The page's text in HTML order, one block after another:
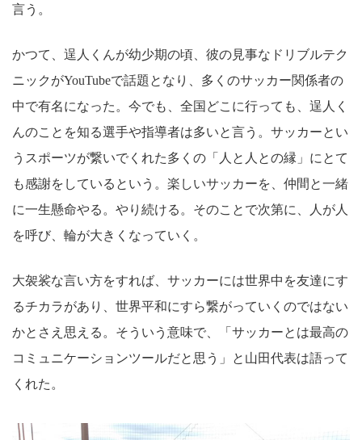
言う。
かつて、逞人くんが幼少期の頃、彼の見事なドリブルテク
ニックがYouTubeで話題となり、多くのサッカー関係者の
中で有名になった。今でも、全国どこに行っても、逞人く
んのことを知る選手や指導者は多いと言う。サッカーとい
うスポーツが繋いでくれた多くの「人と人との縁」にとて
も感謝をしているという。楽しいサッカーを、仲間と一緒
に一生懸命やる。やり続ける。そのことで次第に、人が人
を呼び、輪が大きくなっていく。
大袈裟な言い方をすれば、サッカーには世界中を友達にす
るチカラがあり、世界平和にすら繋がっていくのではない
かとさえ思える。そういう意味で、「サッカーとは最高の
コミュニケーションツールだと思う」と山田代表は語って
くれた。